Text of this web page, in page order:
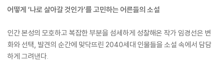
남자에게 내리는 벌이라는 것을 남자는 알 턱이 없었다.
“그러니까 소설 속 한 장면을 경험해보고 싶다는 거야.”
--- p.71
‘남자’는 어느 무더운 여름날 대낮에 외근을 빙자하여 그라프 호텔 505호
용하러. 오후의 정사 중, ‘여자’는 간통죄가 폐지되기 직전에 자발적으로 죗
값을 치르기를 선택한 P과장님의 불가사의한 이야기를 ‘남자’에게 들려준
다. 낮 대실 시간이 끝나갈 무렵 ‘남자’가 먼저 호텔을 나와 다시 회사로 돌
어떻게 ‘나로 살아갈 것인가’를 고민하는 어른들의 소설
인간 본성의 모호하고 복잡한 부분을 섬세하게 성찰해온 작가 임경선은 변
화와 선택, 발견의 순간에 맞닥뜨린 2040세대 인물들을 소설 속에서 담담
하게 그려낸다.